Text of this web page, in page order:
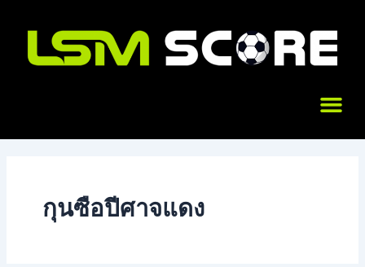
กุนซือปีศาจแดง